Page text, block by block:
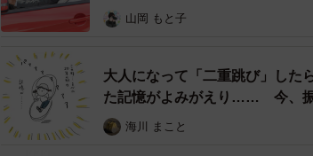
◇ ◇
このしおりの持ち主が楽しく東京旅行を終えて
なお、今回の話題を提供してくれたようすけさ
note「全宅ツイ不動産チンパンジー情報」を運営
山岡 もと子
大人になって「二重跳び」した
た記憶がよみがえり…… 今、振
【漫画】
海川 まこと